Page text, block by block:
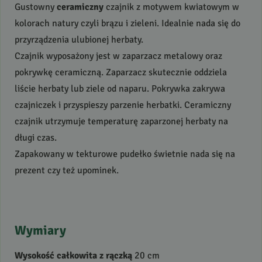
Gustowny ceramiczny czajnik z motywem kwiatowym w
kolorach natury czyli brązu i zieleni. Idealnie nada się do
przyrządzenia ulubionej herbaty.
Czajnik wyposażony jest w zaparzacz metalowy oraz
pokrywkę ceramiczną. Zaparzacz skutecznie oddziela
liście herbaty lub ziele od naparu. Pokrywka zakrywa
czajniczek i przyspieszy parzenie herbatki. Ceramiczny
czajnik utrzymuje temperaturę zaparzonej herbaty na
długi czas.
Zapakowany w tekturowe pudełko świetnie nada się na
prezent czy też upominek.
Wymiary
Wysokość całkowita z rączką 20 cm